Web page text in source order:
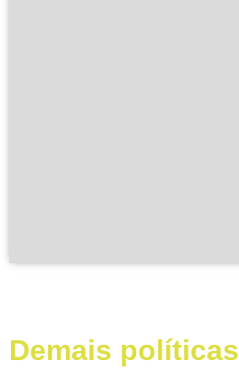
Demais políticas